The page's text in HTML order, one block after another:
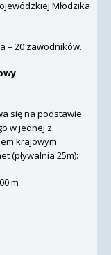
Młodzika
– 20 zawodników.
się na podstawie
w jednej z
krajowym
(pływalnia 25m):
m